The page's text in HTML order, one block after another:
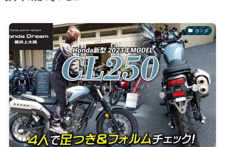
ホンダ